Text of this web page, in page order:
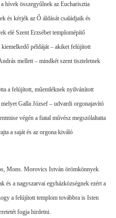
hívek összegyűlnek az Eucharisztia
és kérjék az Ő áldását családjaik és
elé Szent Erzsébet templomépítő
példáját – akiket felújított
mellett – mindkét szent tiszteletnek
a felújított, műemléknek nyilvánított
Galla József – udvardi orgonajavító
végén a fiatal művész megszólaltatta
a saját és az orgona kiváló
Mons. Morovics István örömkönnyek
és a nagyszarvai egyházközségnek ezért a
a felújított templom továbbra is Isten
fogja hirdetni.